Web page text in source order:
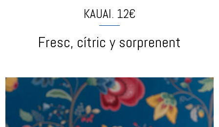
KAUAI. 12€
Fresc, cítric y sorprenent